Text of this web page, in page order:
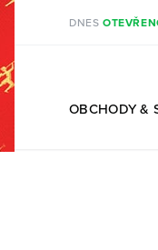
DNES
OBCHODY&